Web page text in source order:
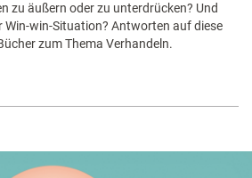
zu äußern oder zu unterdrücken? Und
Win-win-Situation? Antworten auf diese
zum Thema Verhandeln.